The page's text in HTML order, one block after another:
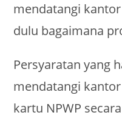
mendatangi
dulu bagaimana
Persyaratan yang
mendatangi
kartu NPWP